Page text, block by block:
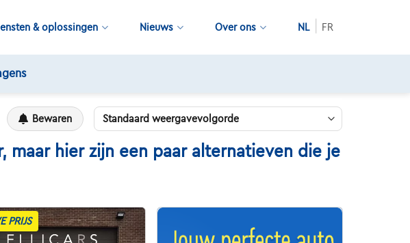
& oplossingen Nieuws Over ons NL FR
Bewaren
maar hier zijn een paar alternatieven die je
PRIJS